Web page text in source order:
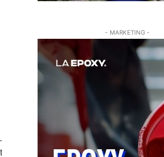
- MARKETING -